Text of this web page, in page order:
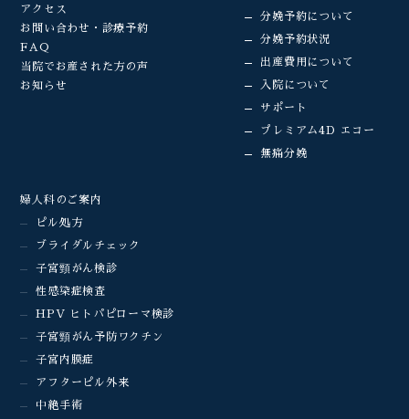
アクセス
お問い合わせ・診療予約
FAQ
当院でお産された方の声
お知らせ
分娩予約について
分娩予約状況
出産費用について
入院について
サポート
プレミアム4D エコー
無痛分娩
婦人科のご案内
ピル処方
ブライダルチェック
子宮頸がん検診
性感染症検査
HPV ヒトパピローマ検診
子宮頸がん予防ワクチン
子宮内膜症
アフターピル外来
中絶手術